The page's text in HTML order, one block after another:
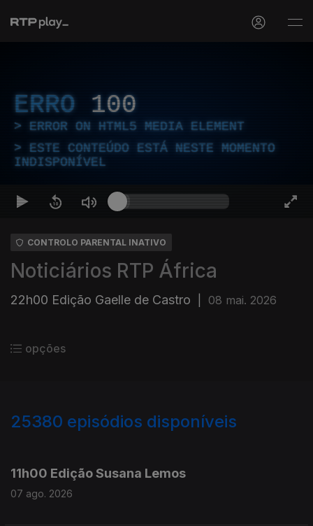
ERRO 100
ERROR ON HTML5 MEDIA ELEMENT
ESTE CONTEÚDO ESTÁ NESTE MOMENTO
INDISPONÍVEL
CONTROLO PARENTAL INATIVO
Noticiários RTP África
22h00 Edição Gaelle de Castro 08 mai. 2026
opções
25380 episódios disponíveis
11h00 Edição Susana Lemos
07 ago. 2026